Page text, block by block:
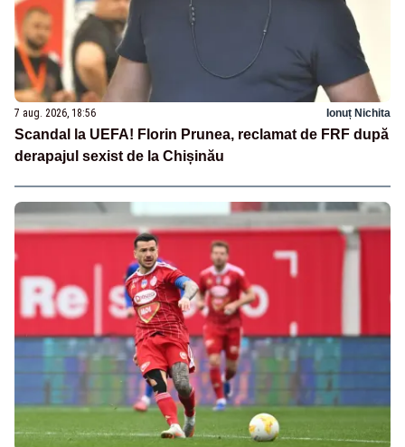
7 aug. 2026, 18:56 Ionuț Nichita
Scandal la UEFA! Florin Prunea, reclamat de FRF după
derapajul sexist de la Chișinău